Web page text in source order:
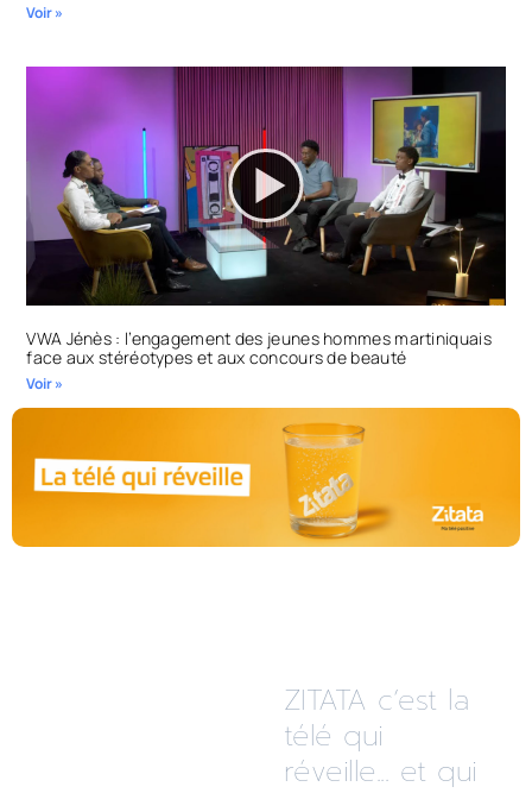
Voir »
VWA Jénès : l’engagement des jeunes hommes martiniquais
face aux stéréotypes et aux concours de beauté
Voir »
ZITATA c’est la
télé qui
réveille... et qui